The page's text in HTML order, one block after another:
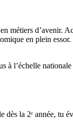
métiers d’avenir.
en plein
à l’échelle
dès la 2ᵉ année, tu